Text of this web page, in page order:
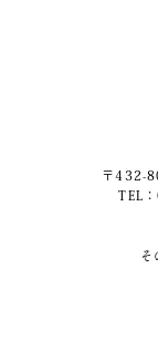
〒432-
​TEL
そ